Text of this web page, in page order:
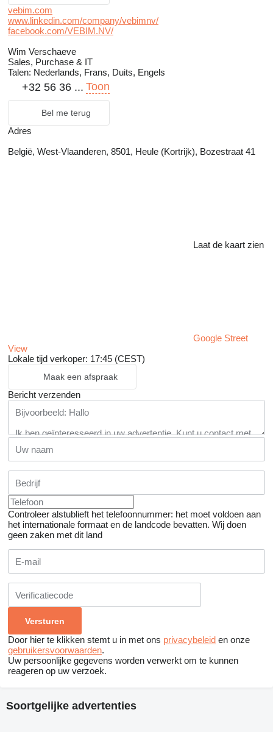
vebim.com
www.linkedin.com/company/vebimnv/
facebook.com/VEBIM.NV/
Wim Verschaeve
Sales, Purchase & IT
Talen: Nederlands, Frans, Duits, Engels
+32 56 36 ... Toon
Bel me terug
Adres
België, West-Vlaanderen, 8501, Heule (Kortrijk), Bozestraat 41
Laat de kaart zien
Google Street
View
Lokale tijd verkoper: 17:45 (CEST)
Maak een afspraak
Bericht verzenden
Controleer alstublieft het telefoonnummer: het moet voldoen aan
het internationale formaat en de landcode bevatten. Wij doen
geen zaken met dit land
Door hier te klikken stemt u in met ons privacybeleid en onze
gebruikersvoorwaarden.
Uw persoonlijke gegevens worden verwerkt om te kunnen
reageren op uw verzoek.
Soortgelijke advertenties